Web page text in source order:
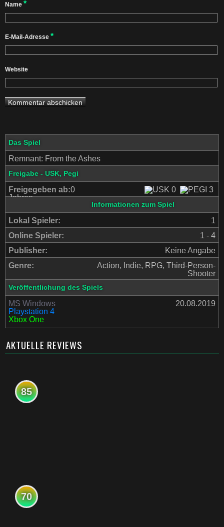
Name *
E-Mail-Adresse *
Website
Das Spiel
Remnant: From the Ashes
Freigabe - USK, Pegi
Freigegeben ab:0
Jahren
Informationen zum Spiel
Lokal Spieler:
1
Online Spieler:
1 - 4
Publisher:
Keine Angabe
Genre:
Action, Indie, RPG, Third-Person-
Shooter
Veröffentlichung des Spiels
MS Windows
Playstation 4
Xbox One
20.08.2019
AKTUELLE REVIEWS
85
70